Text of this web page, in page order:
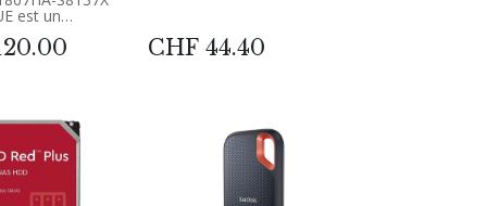
est un
puissant,
applications
claires et
dédiée
pour des
CHF 44.40